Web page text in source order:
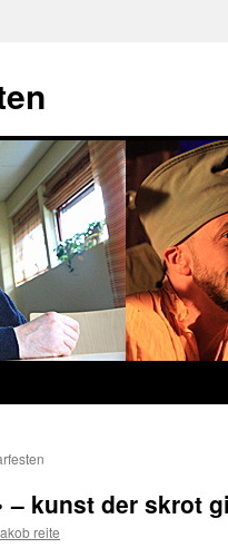
– kunst der skrot
reite